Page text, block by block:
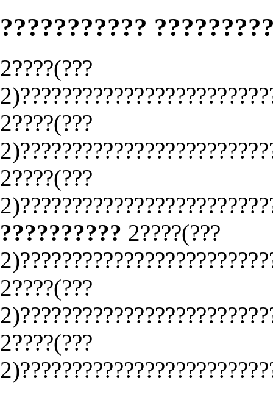
???????????
2????(???
2????(???
2????(???
?????????? 2????(???
2????(???
2????(???